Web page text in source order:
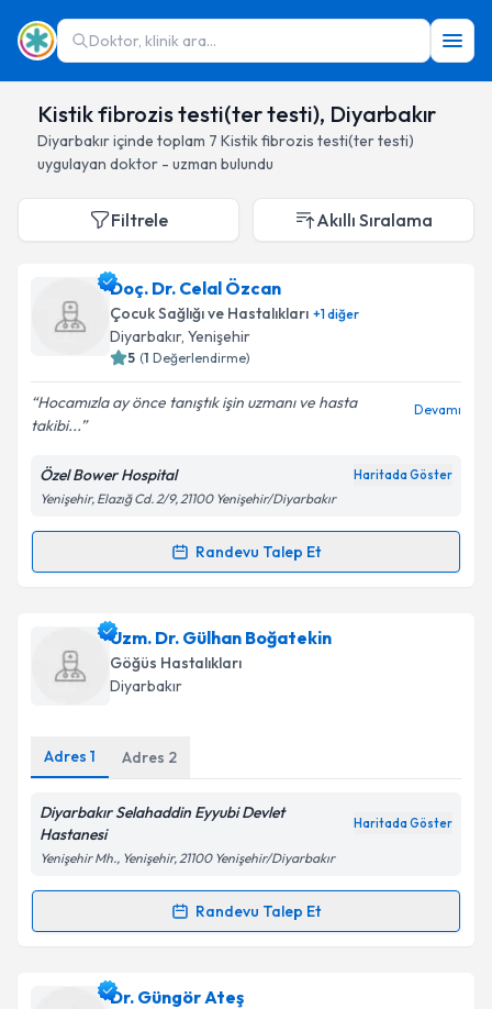
Doktor, klinik ara...
Kistik fibrozis testi(ter testi), Diyarbakır
Diyarbakıriçinde toplam 7 Kistik fibrozis testi(ter testi)
uygulayan doktor - uzman bulundu
Filtrele Akıllı Sıralama
Doç. Dr. Celal Özcan
Çocuk Sağlığı ve Hastalıkları +1diğer
Diyarbakır, Yenişehir
5 (1 Değerlendirme)
Hocamızla ay önce tanıştık işin uzmanı ve hasta
takibi...
Devamı
Özel Bower Hospital Haritada Göster
Yenişehir, Elazığ Cd. 2/9, 21100 Yenişehir/Diyarbakır
Randevu Talep Et
Randevu Takvimi Talebi
Doç. Dr. Celal Özcaniçin randevu takvimi talebi
oluşturun. Size bu uzmandan randevu almanız için bir
takvim hazırlandığında e-posta ile bilgilendireceğiz.
Kişisel verilerimin işlenmesine ilişkin
Aydınlatma
Metni'ni okudum ve kişisel verilerimin belirtilen
Uzm. Dr. Gülhan Boğatekin
Göğüs Hastalıkları
Diyarbakır
Adres 1 Adres 2
Diyarbakır Selahaddin Eyyubi Devlet
Hastanesi
Haritada Göster
Yenişehir Mh., Yenişehir, 21100 Yenişehir/Diyarbakır
Randevu Talep Et
Randevu Takvimi Talebi
Uzm. Dr. Gülhan Boğatekin
Dr. Güngör Ateş